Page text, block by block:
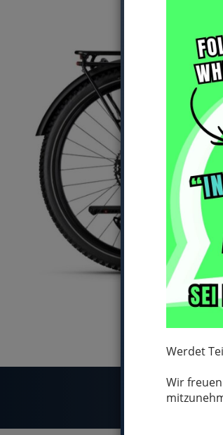
Werdet
Wir